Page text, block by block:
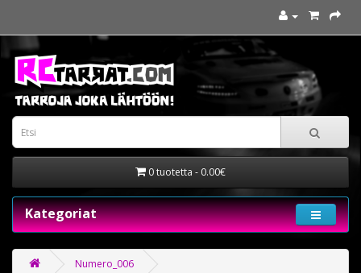
0 tuotetta - 0.00€
Kategoriat
Numero_006